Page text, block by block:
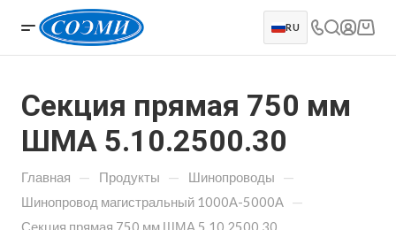
RU
Секция прямая 750 мм
ШМА 5.10.2500.30
Главная — Продукты — Шинопроводы —
Шинопровод магистральный 1000А-5000А —
Секция прямая 750 мм ШМА 5.10.2500.30